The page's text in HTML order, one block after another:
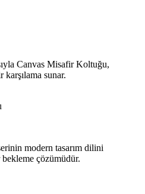
Canvas Misafir Koltuğu,
sunar.
modern tasarım dilini
çözümüdür.